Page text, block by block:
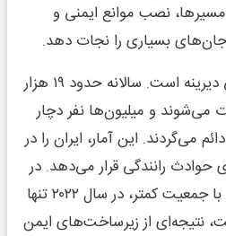
نصب موانع ایمنی و
بسیاری را نجات دهد.
فرهنگ رانندگی نیز معضلی دیرینه است. سالانه حدود ۱۹ هزار
می‌شوند و میلیون‌ها نفر دچار
می‌گردند. این آمار، ایران را در
حوادث رانندگی قرار می‌دهد. در
مقابل، کشوری مانند سوئد با جمعیت کمتر، در سال ۲۰۲۲ تنها
نتیجه‌ای از زیرساخت‌های ایمن